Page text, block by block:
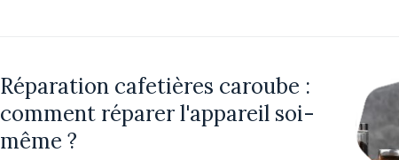
Réparation cafetières caroube :
comment réparer l'appareil soi-
même ?